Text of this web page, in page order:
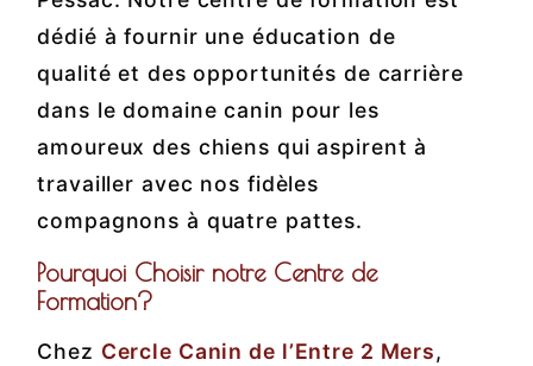
dédié à fournir une éducation de
qualité et des opportunités de carrière
dans le domaine canin pour les
amoureux des chiens qui aspirent à
travailler avec nos fidèles
compagnons à quatre pattes.
Pourquoi Choisir notre Centre de
Formation?
Chez Cercle Canin de l’Entre 2 Mers,